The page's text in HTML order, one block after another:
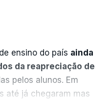
ensino do país ainda
da reapreciação de
pelos alunos. Em
até já chegaram mas